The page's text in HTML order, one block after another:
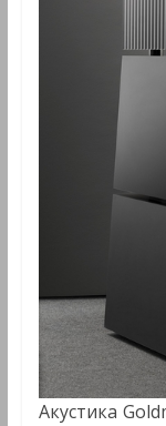
Акустика